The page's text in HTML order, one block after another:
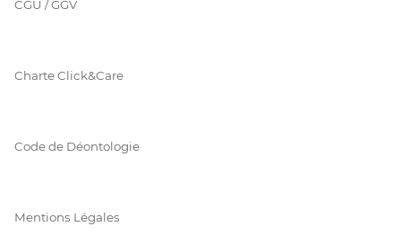
CGU / GGV
Charte Click&Care
Code de Déontologie
Mentions Légales